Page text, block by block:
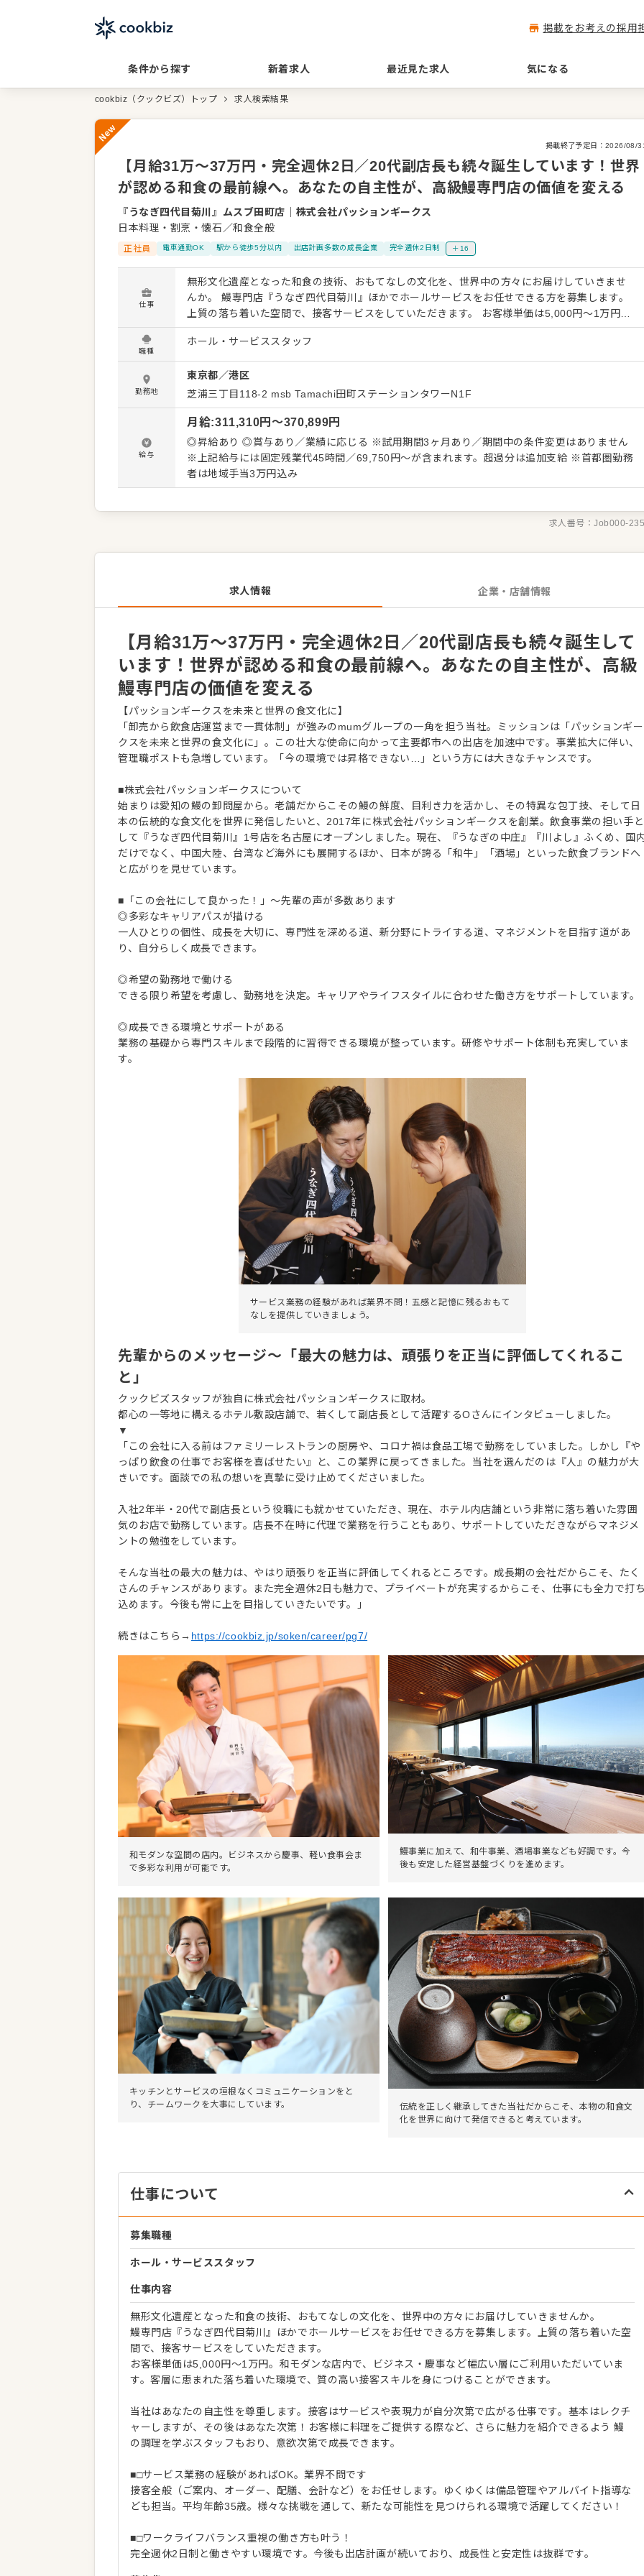
掲載をお考えの採用
条件から探す 新着求人 最近見た求人 気になる
cookbiz（クックビズ）トップ 求人検索結果
掲載終了予定日： 2026/08/
【月給31万～37万円・完全週休2日／20代副店長も続々誕生しています！世界
が認める和食の最前線へ。あなたの自主性が、高級鰻専門店の価値を変える
『うなぎ四代目菊川』ムスブ田町店
株式会社パッションギークス
日本料理・割烹・懐石／和食全般
正社員 電車通勤OK 駅から徒歩5分以内 出店計画多数の成長企業 完全週休2日制 ＋16
仕事
無形文化遺産となった和食の技術、おもてなしの文化を、世界中の方々にお届けしていきませ
んか。 鰻専門店『うなぎ四代目菊川』ほかでホールサービスをお任せできる方を募集します。
上質の落ち着いた空間で、接客サービスをしていただきます。 お客様単価は5,000円〜1万円。
和モダンな店内で、ビジネス・慶事など幅広い層にご利用いただいています。客層に恵まれた
落ち着いた環境で、質の高い接客スキルを身につけることができます。 当社はあなたの自主性
を尊重します。接客はサービスや表現力が自分次第で広がる仕事です。基本はレクチャーしま
すが、その後はあなた次第！お客様に料理をご提供する際など、さらに魅⼒を紹介できるよう
鰻の調理を学ぶスタッフもおり、意欲次第で成長できます。 ■□サービス業務の経験があれば
OK。業界不問です 接客全般（ご案内、オーダー、配膳、会計など）をお任せします。ゆくゆく
は備品管理やアルバイト指導なども担当。平均年齢35歳。様々な挑戦を通して、新たな可能性
を見つけられる環境で活躍してください！ ■□ワークライフバランス重視の働き方も叶う！ 完全
週休2日制と働きやすい環境です。今後も出店計画が続いており、成長性と安定性は抜群です。
職種
ホール・サービススタッフ
勤務地
東京都／港区
芝浦三丁目118-2 msb Tamachi田町ステーションタワーN1F
給与
月給:311,310円〜370,899円
◎昇給あり ◎賞与あり／業績に応じる ※試用期間3ヶ月あり／期間中の条件変更はありません
※上記給与には固定残業代45時間／69,750円～が含まれます。超過分は追加支給 ※首都圏勤務
者は地域手当3万円込み
求人番号：Job000-
求人情報 企業・店舗情報
【月給31万～37万円・完全週休2日／20代副店長も続々誕生して
います！世界が認める和食の最前線へ。あなたの自主性が、高級
鰻専門店の価値を変える
【パッションギークスを未来と世界の食文化に】
「卸売から飲食店運営まで一貫体制」が強みのmumグループの一角を担う当社。ミッションは「パッションギー
クスを未来と世界の食文化に」。この壮大な使命に向かって主要都市への出店を加速中です。事業拡大に伴い、
管理職ポストも急増しています。「今の環境では昇格できない…」という方には大きなチャンスです。
■株式会社パッションギークスについて
始まりは愛知の鰻の卸問屋から。老舗だからこその鰻の鮮度、目利き力を活かし、その特異な包丁技、そして日
本の伝統的な食文化を世界に発信したいと、2017年に株式会社パッションギークスを創業。飲食事業の担い手と
して『うなぎ四代目菊川』1号店を名古屋にオープンしました。現在、『うなぎの中庄』『川よし』ふくめ、国
だけでなく、中国大陸、台湾など海外にも展開するほか、日本が誇る「和牛」「酒場」といった飲食ブランドへ
と広がりを見せています。
■「この会社にして良かった！」～先輩の声が多数あります
◎多彩なキャリアパスが描ける
一人ひとりの個性、成長を大切に、専門性を深める道、新分野にトライする道、マネジメントを目指す道があ
り、自分らしく成長できます。
◎希望の勤務地で働ける
できる限り希望を考慮し、勤務地を決定。キャリアやライフスタイルに合わせた働き方をサポートしています。
◎成長できる環境とサポートがある
業務の基礎から専門スキルまで段階的に習得できる環境が整っています。研修やサポート体制も充実していま
す。
サービス業務の経験があれば業界不問！五感と記憶に残るおもて
なしを提供していきましょう。
先輩からのメッセージ～「最大の魅力は、頑張りを正当に評価してくれるこ
と」
クックビズスタッフが独自に株式会社パッションギークスに取材。
都心の一等地に構えるホテル敷設店舗で、若くして副店長として活躍するOさんにインタビューしました。
▼
「この会社に入る前はファミリーレストランの厨房や、コロナ禍は食品工場で勤務をしていました。しかし『や
っぱり飲食の仕事でお客様を喜ばせたい』と、この業界に戻ってきました。当社を選んだのは『人』の魅力が大
きいです。面談での私の想いを真摯に受け止めてくださいました。
入社2年半・20代で副店長という役職にも就かせていただき、現在、ホテル内店舗という非常に落ち着いた雰囲
気のお店で勤務しています。店長不在時に代理で業務を行うこともあり、サポートしていただきながらマネジメ
ントの勉強をしています。
そんな当社の最大の魅力は、やはり頑張りを正当に評価してくれるところです。成長期の会社だからこそ、たく
さんのチャンスがあります。また完全週休2日も魅力で、プライベートが充実するからこそ、仕事にも全力で打
込めます。今後も常に上を目指していきたいです。」
続きはこちら→ https://cookbiz.jp/soken/career/pg7/
和モダンな空間の店内。ビジネスから慶事、軽い食事会ま
で多彩な利用が可能です。
鰻事業に加えて、和牛事業、酒場事業なども好調です。今
後も安定した経営基盤づくりを進めます。
キッチンとサービスの垣根なくコミュニケーションをと
り、チームワークを大事にしています。
伝統を正しく継承してきた当社だからこそ、本物の和食文
化を世界に向けて発信できると考えています。
仕事について
募集職種
ホール・サービススタッフ
仕事内容
無形文化遺産となった和食の技術、おもてなしの文化を、世界中の方々にお届けしていきませんか。
鰻専門店『うなぎ四代目菊川』ほかでホールサービスをお任せできる方を募集します。上質の落ち着いた空
間で、接客サービスをしていただきます。
お客様単価は5,000円〜1万円。和モダンな店内で、ビジネス・慶事など幅広い層にご利用いただいていま
す。客層に恵まれた落ち着いた環境で、質の高い接客スキルを身につけることができます。
当社はあなたの自主性を尊重します。接客はサービスや表現力が自分次第で広がる仕事です。基本はレクチ
ャーしますが、その後はあなた次第！お客様に料理をご提供する際など、さらに魅⼒を紹介できるよう 鰻
の調理を学ぶスタッフもおり、意欲次第で成長できます。
■□サービス業務の経験があればOK。業界不問です
接客全般（ご案内、オーダー、配膳、会計など）をお任せします。ゆくゆくは備品管理やアルバイト指導な
ども担当。平均年齢35歳。様々な挑戦を通して、新たな可能性を見つけられる環境で活躍してください！
■□ワークライフバランス重視の働き方も叶う！
完全週休2日制と働きやすい環境です。今後も出店計画が続いており、成長性と安定性は抜群です。